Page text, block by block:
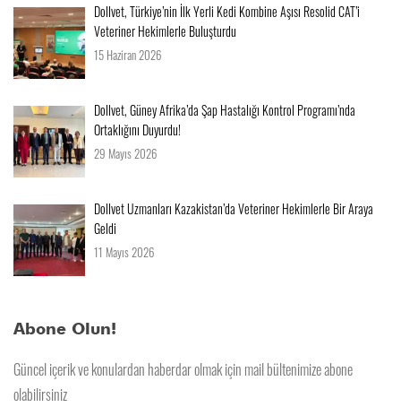
Dollvet, Türkiye’nin İlk Yerli Kedi Kombine Aşısı Resolid CAT’i
Veteriner Hekimlerle Buluşturdu
15 Haziran 2026
Dollvet, Güney Afrika’da Şap Hastalığı Kontrol Programı’nda
Ortaklığını Duyurdu!
29 Mayıs 2026
Dollvet Uzmanları Kazakistan’da Veteriner Hekimlerle Bir Araya
Geldi
11 Mayıs 2026
Abone Olun!
Güncel içerik ve konulardan haberdar olmak için mail bültenimize abone
olabilirsiniz